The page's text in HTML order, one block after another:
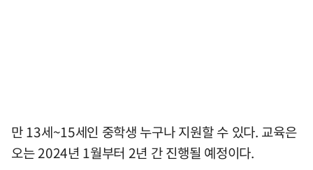
만 13세~15세인 중학생 누구나 지원할 수 있다. 교육은
오는 2024년 1월부터 2년 간 진행될 예정이다.